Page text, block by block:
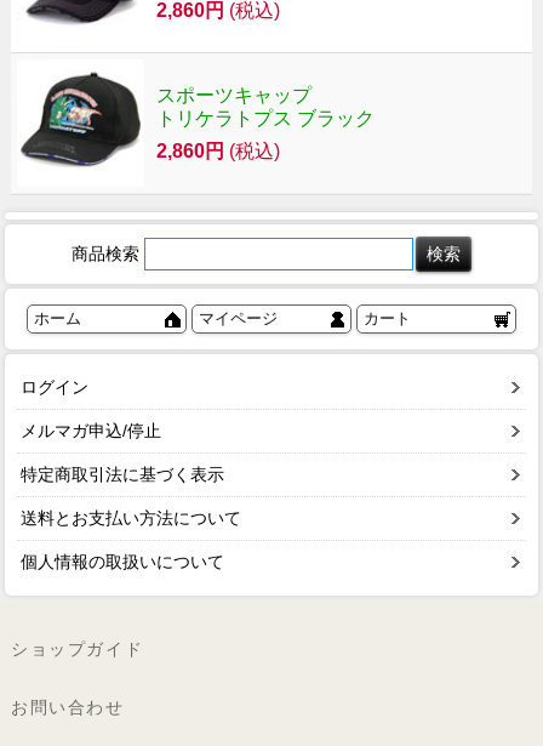
2,860円 (税込)
スポーツキャップ
トリケラトプス ブラック
2,860円 (税込)
商品検索
ホーム マイページ カート
ログイン
メルマガ申込/停止
特定商取引法に基づく表示
送料とお支払い方法について
個人情報の取扱いについて
ショップガイド
お問い合わせ